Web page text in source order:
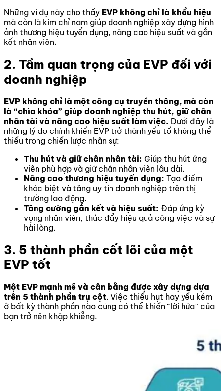
Những ví dụ này cho thấy EVP không chỉ là khẩu hiệu
mà còn là kim chỉ nam giúp doanh nghiệp xây dựng hình
ảnh thương hiệu tuyển dụng, nâng cao hiệu suất và gắn
kết nhân viên.
2. Tầm quan trọng của EVP đối với
doanh nghiệp
EVP không chỉ là một công cụ truyền thông, mà còn
là “chìa khóa” giúp doanh nghiệp thu hút, giữ chân
nhân tài và nâng cao hiệu suất làm việc. Dưới đây là
những lý do chính khiến EVP trở thành yếu tố không thể
thiếu trong chiến lược nhân sự:
Thu hút và giữ chân nhân tài: Giúp thu hút ứng
viên phù hợp và giữ chân nhân viên lâu dài.
Nâng cao thương hiệu tuyển dụng: Tạo điểm
khác biệt và tăng uy tín doanh nghiệp trên thị
trường lao động.
Tăng cường gắn kết và hiệu suất: Đáp ứng kỳ
vọng nhân viên, thúc đẩy hiệu quả công việc và sự
hài lòng.
3. 5 thành phần cốt lõi của một
EVP tốt
Một EVP mạnh mẽ và cân bằng được xây dựng dựa
trên 5 thành phần trụ cột. Việc thiếu hụt hay yếu kém
ở bất kỳ thành phần nào cũng có thể khiến “lời hứa” của
bạn trở nên khập khiễng.